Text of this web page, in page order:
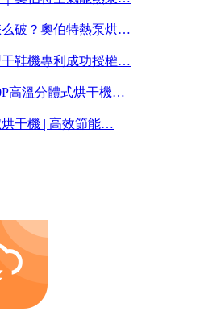
破？奧伯特熱泵烘…
鞋機專利成功授權…
高溫分體式烘干機…
干機 | 高效節能…